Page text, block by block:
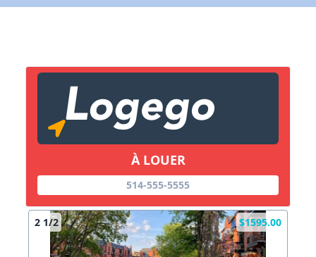
À LOUER
514-555-5555
2 1/2 $1595.00
X Fermer
Lien vers inscription (sera inclus dans courriel)
Copier lien
X Fermer